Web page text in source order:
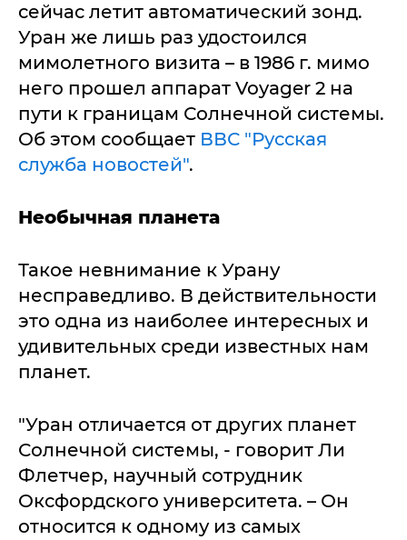
сейчас летит автоматический зонд.
Уран же лишь раз удостоился
мимолетного визита – в 1986 г. мимо
него прошел аппарат Voyager 2 на
пути к границам Солнечной системы.
Об этом сообщает ВВС "Русская
служба новостей".
Необычная планета
Такое невнимание к Урану
несправедливо. В действительности
это одна из наиболее интересных и
удивительных среди известных нам
планет.
"Уран отличается от других планет
Солнечной системы, - говорит Ли
Флетчер, научный сотрудник
Оксфордского университета. – Он
относится к одному из самых